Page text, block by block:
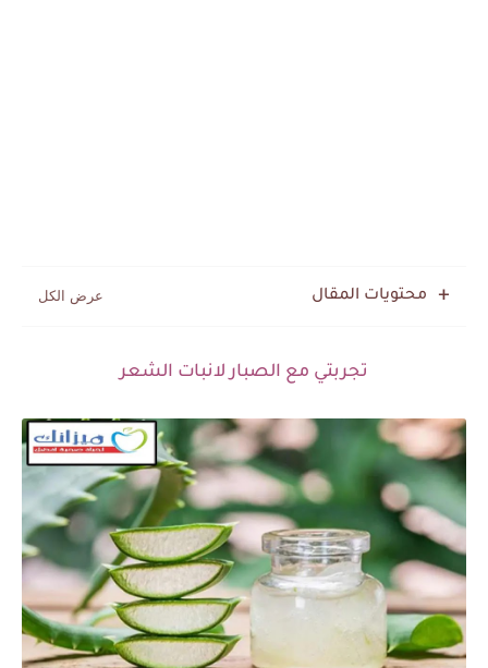
محتويات المقال
تجربتي مع الصبار لانبات الشعر